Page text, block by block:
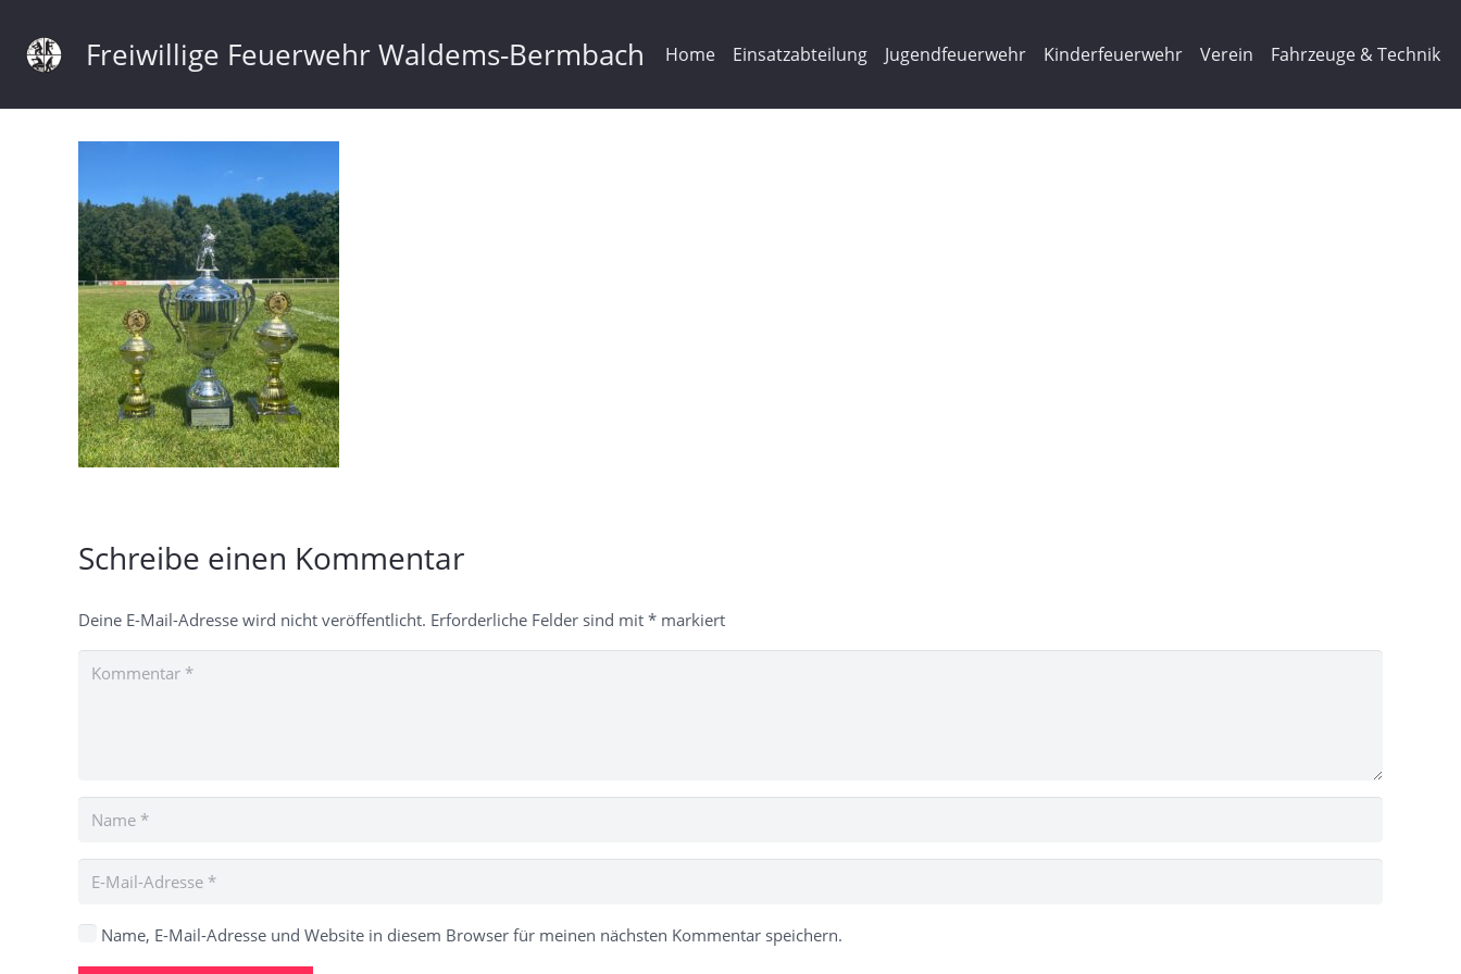
Freiwillige Feuerwehr Waldems-Bermbach Home Einsatzabteilung Jugendfeuerwehr Kinderfeuerwehr Verein Fahrzeuge & Technik
Schreibe einen Kommentar
Deine E-Mail-Adresse wird nicht veröffentlicht. Erforderliche Felder sind mit * markiert
Name, E-Mail-Adresse und Website in diesem Browser für meinen nächsten Kommentar speichern.